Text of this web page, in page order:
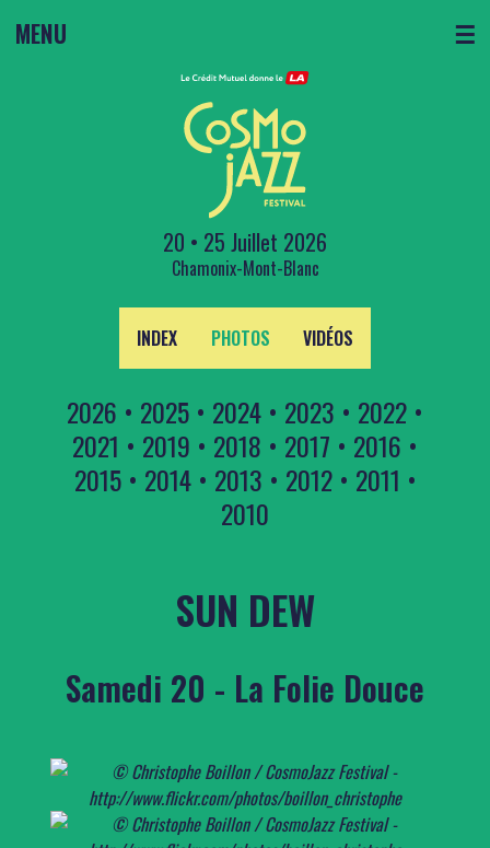
MENU ☰
20 • 25 Juillet 2026
Chamonix-Mont-Blanc
INDEX PHOTOS VIDÉOS
2026 • 2025 • 2024 • 2023 • 2022 •
2021 • 2019 • 2018 • 2017 • 2016 •
2015• 2014• 2013 • 2012• 2011 •
2010
SUN DEW
Samedi 20 - La Folie Douce